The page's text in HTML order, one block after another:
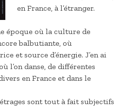
en France, à l’étranger.
époque où la culture de
balbutiante, où
et source d’énergie. J’en ai
l’on danse, de différentes
en France et dans le
sont tout à fait subjectifs